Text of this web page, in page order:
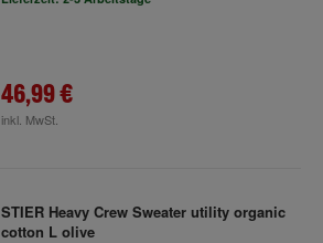
46,99 €
inkl. MwSt.
STIER Heavy Crew Sweater utility organic
cotton L olive